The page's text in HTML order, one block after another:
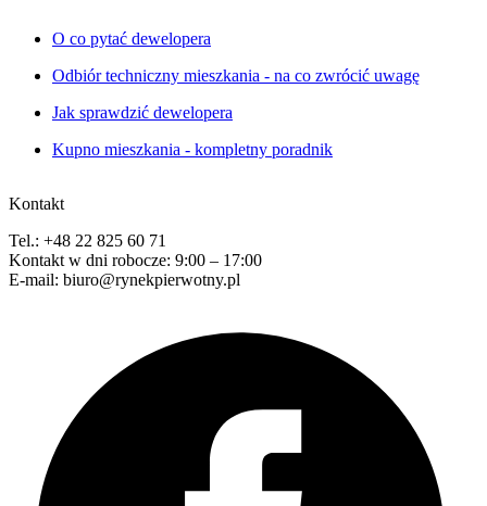
O co pytać dewelopera
Odbiór techniczny mieszkania - na co zwrócić uwagę
Jak sprawdzić dewelopera
Kupno mieszkania - kompletny poradnik
Kontakt
Tel.: +48 22 825 60 71
Kontakt w dni robocze: 9:00 – 17:00
E-mail: biuro@rynekpierwotny.pl